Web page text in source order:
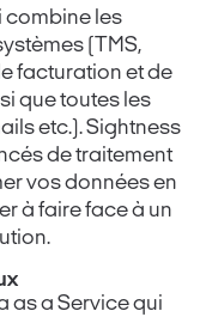
combine les
(TMS,
facturation et de
que toutes les
etc.). Sightness
de traitement
vos données en
à faire face à un
as a Service qui